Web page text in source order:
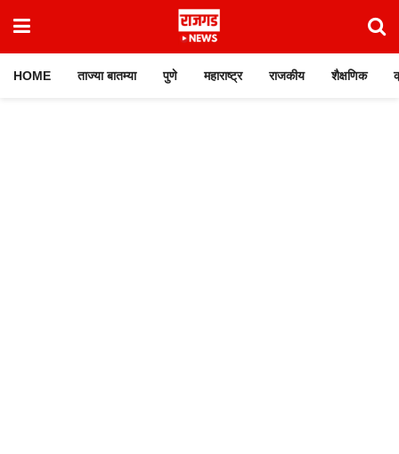
HOME ताज्या बातम्या पुणे महाराष्ट्र राजकीय शैक्षणिक